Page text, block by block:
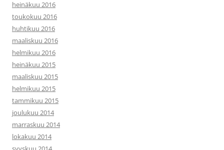
heinäkuu 2016
toukokuu 2016
huhtikuu 2016
maaliskuu 2016
helmikuu 2016
heinäkuu 2015
maaliskuu 2015
helmikuu 2015
tammikuu 2015
joulukuu 2014
marraskuu 2014
lokakuu 2014